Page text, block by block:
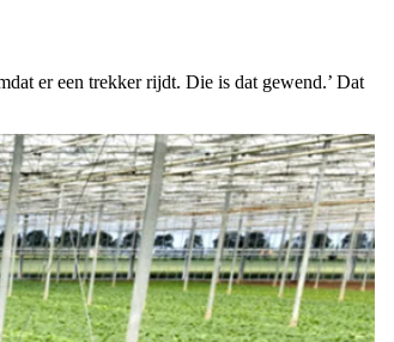
er een trekker rijdt. Die is dat gewend.’ Dat